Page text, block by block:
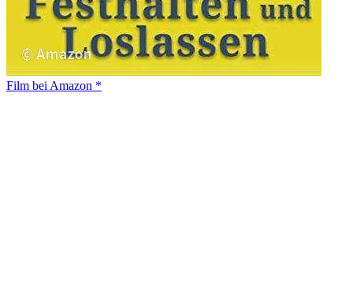
Film bei Amazon *